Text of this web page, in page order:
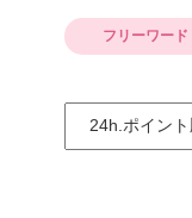
フリーワード